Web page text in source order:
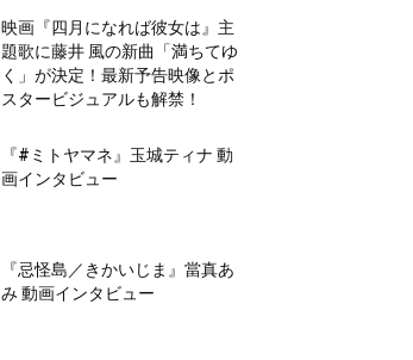
映画『四月になれば彼女は』主
題歌に藤井 風の新曲「満ちてゆ
く」が決定！最新予告映像とポ
スタービジュアルも解禁！
『#ミトヤマネ』玉城ティナ 動
画インタビュー
『忌怪島／きかいじま』當真あ
み 動画インタビュー